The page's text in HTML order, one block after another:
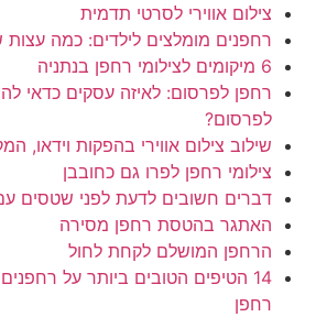
צילום אווירי לסרטי תדמית
רחפנים מומלצים לילדים: כמה עצות
6 מיקומים לצילומי רחפן בנתניה
רחפן לפרסום: לאיזה עסקים כדאי
לפרסום?
שילוב צילום אווירי בהפקות וידאו,
צילומי רחפן לפרו גם כחובבן
דברים חשובים לדעת לפני שטסים
האתגר בהטסת רחפן מסירה
הרחפן המושלם לקחת לחול
14 הטיפים הטובים ביותר על
רחפן